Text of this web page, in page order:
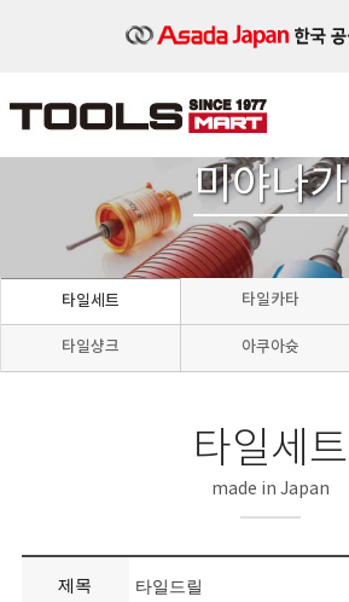
미야나가
타일세트 타일카타
타일샹크 아쿠아슛
타일세트
made in Japan
제목 타일드릴